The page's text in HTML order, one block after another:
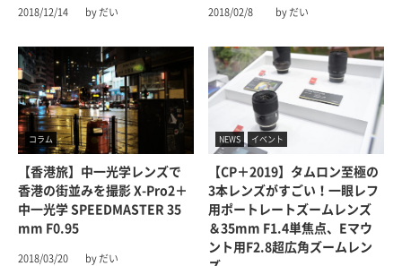
2018/12/14 by だい 2018/02/8 by だい
コラム
【香港旅】中一光学レンズで
香港の街並みを撮影 X-Pro2＋
中一光学 SPEEDMASTER 35
Mm F0.95
2018/03/20 by だい
NEWS イベント
【CP＋2019】タムロン至極の
3本レンズがすごい！一眼レフ
用ポートレートズームレンズ
＆35mm F1.4単焦点、Eマウ
ント用F2.8超広角ズームレン